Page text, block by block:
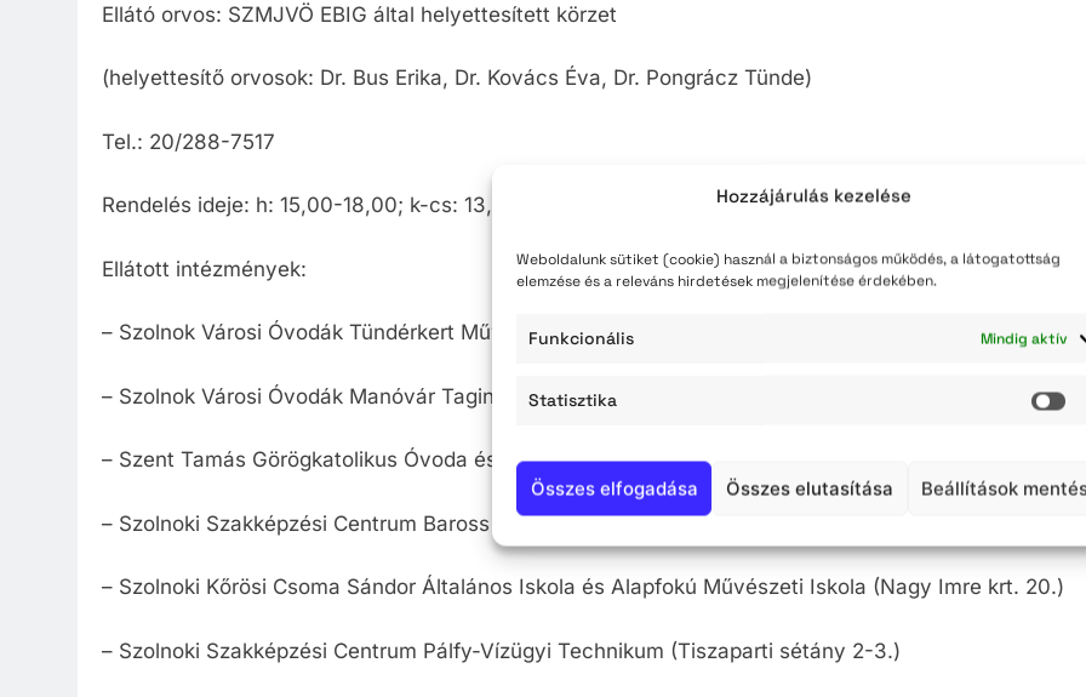
Hozzájárulás kezelése
Weboldalunk sütiket (cookie) használ a biztonságos működés, a látogatottság
elemzése és a releváns hirdetések megjelenítése érdekében.
Funkcionális Mindig aktív
Statisztika
Összes elfogadása Összes elutasítása Beállítások
Ellátó orvos: SZMJVÖ EBIG által helyettesített körzet
(helyettesítő orvosok: Dr. Bus Erika, Dr. Kovács Éva, Dr. Pongrácz Tünde)
Tel.: 20/288-7517
Rendelés ideje: h: 15,00-18,00; k-cs: 13,00-16,00; sze: 8,00-12,30; p: 13,00-14,30
Ellátott intézmények:
– Szolnok Városi Óvodák Tündérkert Művészeti Tagintézménye (Liget u. 25.)
– Szolnok Városi Óvodák Manóvár Tagintézménye (Bajtárs út 8-12.)
– Szent Tamás Görögkatolikus Óvoda és Általános Iskola (Dr. Durst János út 1.)
– Szolnoki Szakképzési Centrum Baross Gábor Műszaki Technikum és Szakképző Iskola (Bán u. 9.)
– Szolnoki Kőrösi Csoma Sándor Általános Iskola és Alapfokú Művészeti Iskola (Nagy Imre krt. 20.)
– Szolnoki Szakképzési Centrum Pálfy-Vízügyi Technikum (Tiszaparti sétány 2-3.)